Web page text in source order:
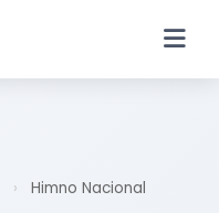
›
Himno Nacional